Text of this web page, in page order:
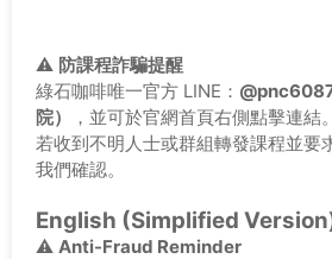
⚠️ 防課程詐騙提醒
綠石咖啡唯一官方 LINE：
院）
，並可於官網首頁右側點擊連結。
若收到不明人士或群組轉發課程並要
我們確認。
English (Simplified
⚠️ Anti-Fraud Reminder